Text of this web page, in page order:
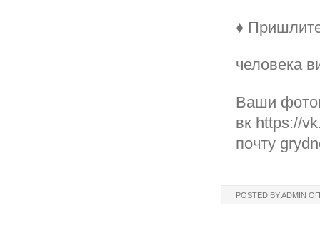
♦
человека
Ваши
вк https://
почту
POSTED BYADMIN